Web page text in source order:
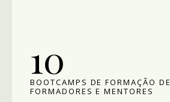
10
BOOTCAMPS DE FORMAÇÃO DE
FORMADORES E MENTORES